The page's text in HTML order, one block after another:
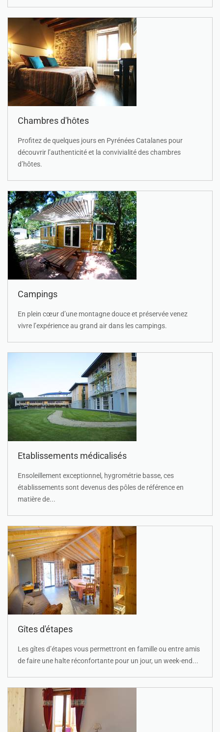
Chambres d'hôtes
Profitez de quelques jours en Pyrénées Catalanes pour
découvrir l’authenticité et la convivialité des chambres
d’hôtes.
Campings
En plein cœur d’une montagne douce et préservée venez
vivre l’expérience au grand air dans les campings.
Etablissements médicalisés
Ensoleillement exceptionnel, hygrométrie basse, ces
établissements sont devenus des pôles de référence en
matière de...
Gîtes d'étapes
Les gîtes d’étapes vous permettront en famille ou entre amis
de faire une halte réconfortante pour un jour, un week-end...